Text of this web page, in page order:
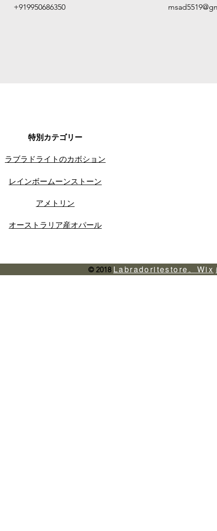
+919950686350
特別カテゴリー
ラブラドライトのカボション
レインボームーンストーン
アメトリン
オーストラリア産オパール
© 2018 Labradoritestore。Wix